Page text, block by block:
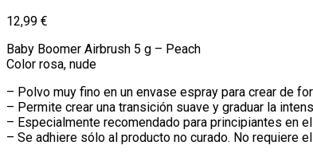
12,99 €
Baby Boomer Airbrush 5 g – Peach
Color rosa, nude
– Polvo muy fino en un envase espray para crear de
– Permite crear una transición suave y graduar la
– Especialmente recomendado para principiantes en
– Se adhiere sólo al producto no curado. No requiere